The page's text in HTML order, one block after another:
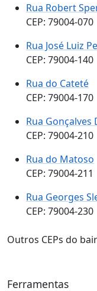
Rua Robert
CEP: 79004-070
Rua José Luiz
CEP: 79004-140
Rua do Cateté
CEP: 79004-170
Rua Gonçalves
CEP: 79004-210
Rua do Matoso
CEP: 79004-211
Rua Georges
CEP: 79004-230
Outros CEPs do
Ferramentas